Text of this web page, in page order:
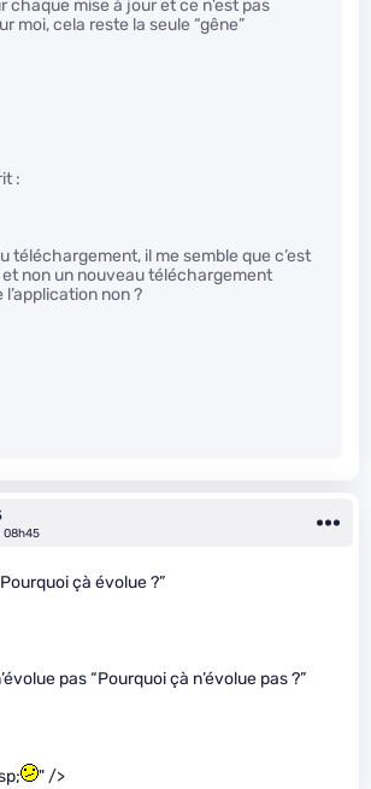
chaque mise à jour et ce n’est pas
moi, cela reste la seule “gêne”
:
téléchargement, il me semble que c’est
et non un nouveau téléchargement
non ?
08h45
çà évolue ?”
pas “Pourquoi çà n’évolue pas ?”
" />